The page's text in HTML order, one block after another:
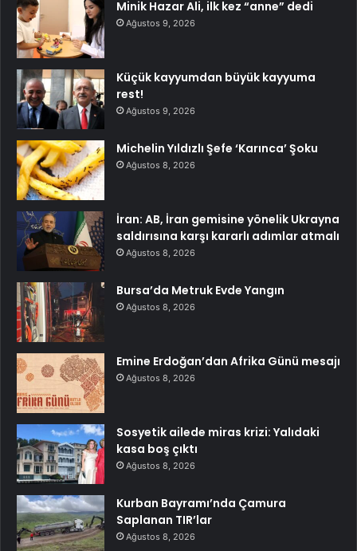
Minik Hazar Ali, ilk kez “anne” dedi
Ağustos 9, 2026
Küçük kayyumdan büyük kayyuma
rest!
Ağustos 9, 2026
Michelin Yıldızlı Şefe ‘Karınca’ Şoku
Ağustos 8, 2026
İran: AB, İran gemisine yönelik Ukrayna
saldırısına karşı kararlı adımlar atmalı
Ağustos 8, 2026
Bursa’da Metruk Evde Yangın
Ağustos 8, 2026
Emine Erdoğan’dan Afrika Günü mesajı
Ağustos 8, 2026
Sosyetik ailede miras krizi: Yalıdaki
kasa boş çıktı
Ağustos 8, 2026
Kurban Bayramı’nda Çamura
Saplanan TIR’lar
Ağustos 8, 2026